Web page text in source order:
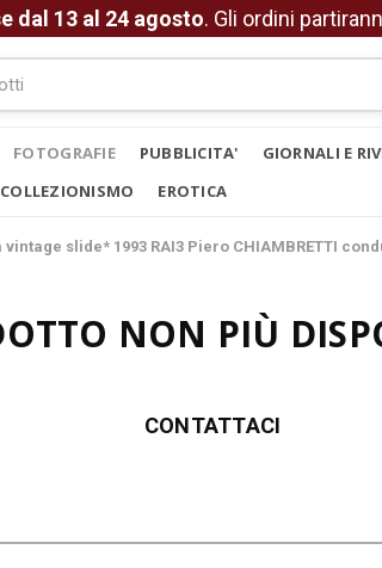
dal 13 al 24 agosto. Gli ordini
FOTOGRAFIE PUBBLICITA' GIORNALI E
EROTICA
vintage slide* 1993 RAI3 Piero CHIAMBRETTI
NON PIÙ
CONTATTACI